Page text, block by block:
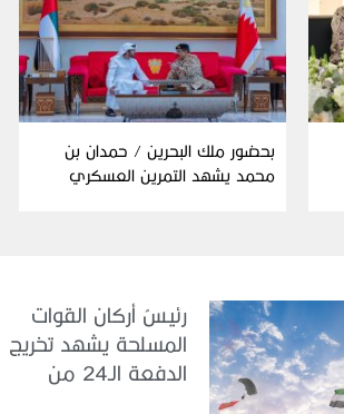
بحضور ملك البحرين / حمدان بن
محمد يشهد التمرين العسكري
رئيسُ أركان القوات
المسلحة يشهد تخريج
الدفعة الـ24 من